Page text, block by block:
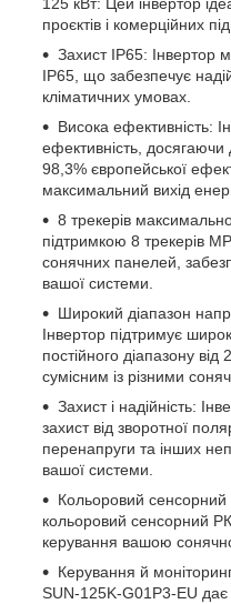
125 кВт: Цей інвертор
проєктів і комерційних
Захист IP65: Інвертор
IP65, що забезпечує
кліматичних умовах.
Висока ефективність:
ефективність,
98,3% європейської
максимальний вихід
8 трекерів
підтримкою 8 трекерів
сонячних панелей,
вашої системи.
Широкий діапазон
Інвертор підтримує
постійного діапазону
сумісним із різними
Захист і надійність:
захист від зворотної
перенапруги та інших
вашої системи.
Кольоровий сенсорний
кольоровий сенсорний
керування вашою
Керування й
SUN-125K-G01P3-EU дає